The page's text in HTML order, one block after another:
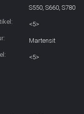
S550, S660, S780
<5>
Martensit
<5>